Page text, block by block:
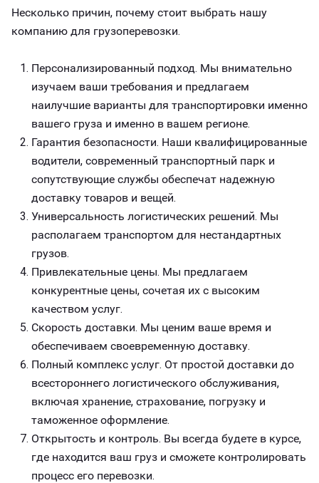
Несколько причин, почему стоит выбрать нашу
компанию для грузоперевозки.
Персонализированный подход. Мы внимательно
изучаем ваши требования и предлагаем
наилучшие варианты для транспортировки именно
вашего груза и именно в вашем регионе.
Гарантия безопасности. Наши квалифицированные
водители, современный транспортный парк и
сопутствующие службы обеспечат надежную
доставку товаров и вещей.
Универсальность логистических решений. Мы
располагаем транспортом для нестандартных
грузов.
Привлекательные цены. Мы предлагаем
конкурентные цены, сочетая их с высоким
качеством услуг.
Скорость доставки. Мы ценим ваше время и
обеспечиваем своевременную доставку.
Полный комплекс услуг. От простой доставки до
всестороннего логистического обслуживания,
включая хранение, страхование, погрузку и
таможенное оформление.
Открытость и контроль. Вы всегда будете в курсе,
где находится ваш груз и сможете контролировать
процесс его перевозки.